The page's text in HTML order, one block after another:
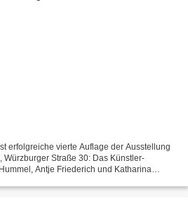
erfolgreiche vierte Auflage der Ausstellung
Würzburger Straße 30: Das Künstler-
Antje Friederich und Katharina